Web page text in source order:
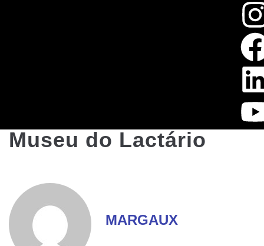
Museu do Lactário
MARGAUX